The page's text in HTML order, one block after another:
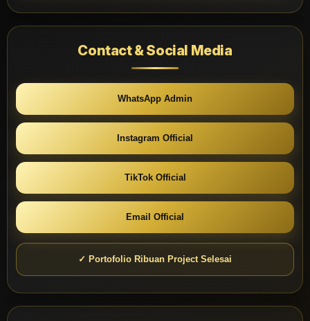
Contact & Social Media
WhatsApp Admin
Instagram Official
TikTok Official
Email Official
✓ Portofolio Ribuan Project Selesai